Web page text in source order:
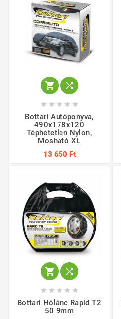
 
    
Bottari Autóponyva,
490x178x120
Téphetetlen Nylon,
Mosható XL
13 650 Ft
 
    
Bottari Hólánc Rapid T2
50 9mm